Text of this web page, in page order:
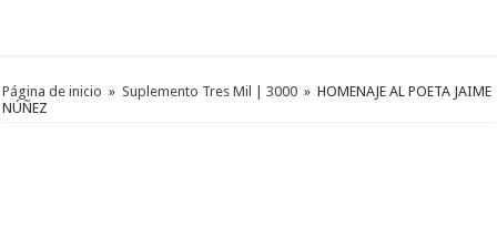
Página de inicio » Suplemento Tres Mil | 3000 » HOMENAJE AL POETA JAIME
NÚÑEZ